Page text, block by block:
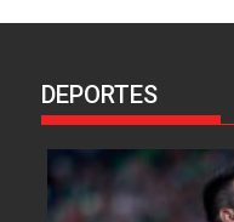
DEPORTES